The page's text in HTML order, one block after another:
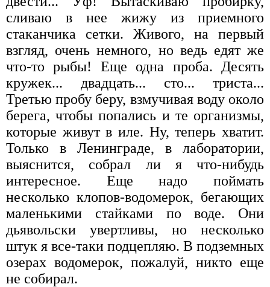
сливаю в нее жижу из приемного
стаканчика сетки. Живого, на первый
взгляд, очень немного, но ведь едят же
что-то рыбы! Еще одна проба. Десять
кружек... двадцать... сто... триста...
Третью пробу беру, взмучивая воду около
берега, чтобы попались и те организмы,
которые живут в иле. Ну, теперь хватит.
Только в Ленинграде, в лаборатории,
выяснится, собрал ли я что-нибудь
интересное. Еще надо поймать
несколько клопов-водомерок, бегающих
маленькими стайками по воде. Они
дьявольски увертливы, но несколько
штук я все-таки подцепляю. В подземных
озерах водомерок, пожалуй, никто еще
не собирал.